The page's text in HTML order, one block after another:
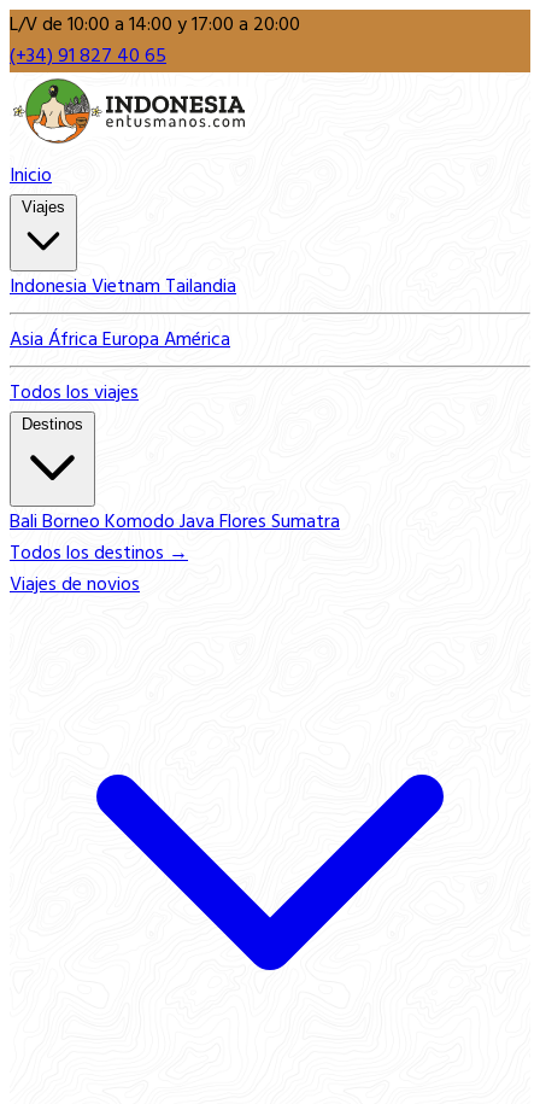
L/V de 10:00 a 14:00 y 17:00 a 20:00
(+34) 91 827 40 65
Inicio
IndonesiaVietnamTailandia
AsiaÁfricaEuropaAmérica
Todos los viajes
BaliBorneoKomodoJavaFloresSumatra
Todos los destinos →
Viajes de novios